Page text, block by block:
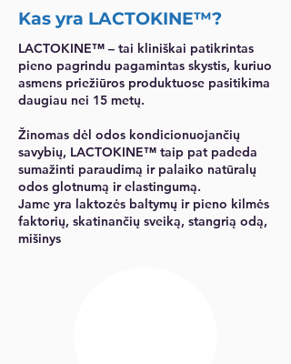
Kas yra LACTOKINE™?
LACTOKINE™ – tai kliniškai patikrintas
pieno pagrindu pagamintas skystis, kuriuo
asmens priežiūros produktuose pasitikima
daugiau nei 15 metų.
Žinomas dėl odos kondicionuojančių
savybių, LACTOKINE™ taip pat padeda
sumažinti paraudimą ir palaiko natūralų
odos glotnumą ir elastingumą.
Jame yra laktozės baltymų ir pieno kilmės
faktorių, skatinančių sveiką, stangrią odą,
mišinys